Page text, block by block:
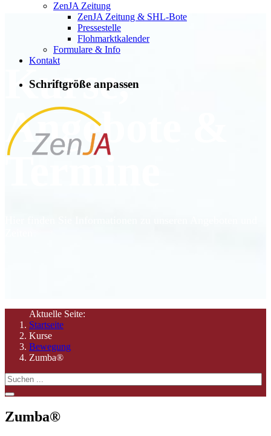
ZenJA Zeitung
ZenJA Zeitung & SHL-Bote
Pressestelle
Flohmarktkalender
Formulare & Info
Kontakt
Schriftgröße anpassen
Kurse,
Angebote &
Termine
Aktuelle Seite:
Startseite
Kurse
Bewegung
Zumba®
Zumba®